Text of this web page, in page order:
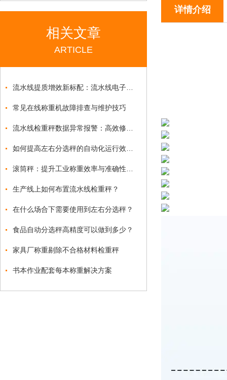
相关文章
ARTICLE
常见在线称重机故障排查与维护技巧
生产线上如何布置流水线检重秤？
在什么场合下需要使用到左右分选秤？
食品自动分选秤高精度可以做到多少？
家具厂称重剔除不合格材料检重秤
书本作业配套每本称重解决方案
详情介绍